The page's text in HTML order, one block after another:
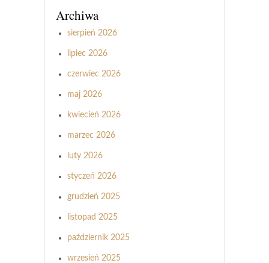
Archiwa
sierpień 2026
lipiec 2026
czerwiec 2026
maj 2026
kwiecień 2026
marzec 2026
luty 2026
styczeń 2026
grudzień 2025
listopad 2025
październik 2025
wrzesień 2025